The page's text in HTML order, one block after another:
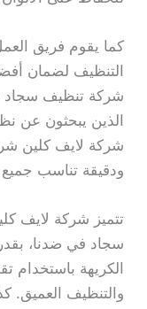
كما يقوم فريق
التنظيف لضمان
شركة تنظيف سجاد
الذين يبحثون عن
شركة لايف كلين
ودقيقة تناسب جميع
تتميز شركة لايف
سجاد في ضدنا،
الكريهة باستخدام
والتنظيف العميق.